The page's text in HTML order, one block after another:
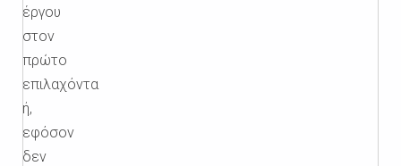
έργου
στον
πρώτο
επιλαχόντα
ή,
εφόσον
δεν